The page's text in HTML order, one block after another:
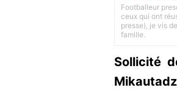
Footballeur
ceux qui ont
presse), je vis
famille.
Sollicité